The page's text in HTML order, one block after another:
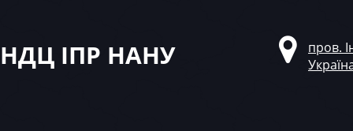
НДЦ ІПР НАНУ
пров.